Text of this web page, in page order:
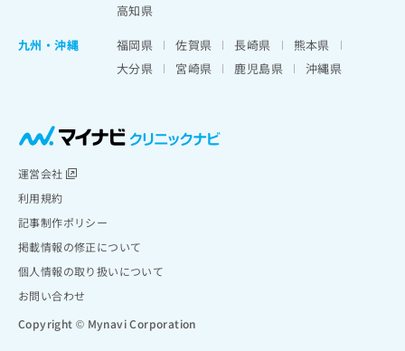
高知県
九州・沖縄
福岡県 佐賀県 長崎県
熊本県
大分県
宮崎県 鹿児島県 沖縄県
運営会社
利用規約
記事制作ポリシー
掲載情報の修正について
個人情報の取り扱いについて
お問い合わせ
Copyright © Mynavi Corporation